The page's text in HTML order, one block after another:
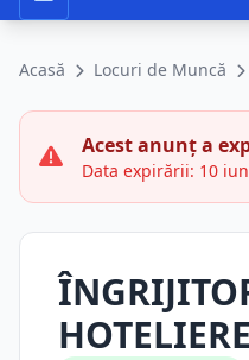
Acasă Locuri de Muncă
Acest anunț a
Data expirării: 10
HOTELIERE